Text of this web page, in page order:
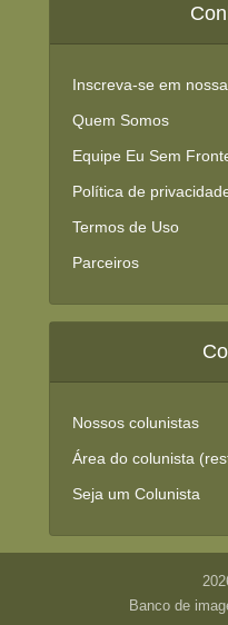
Inscreva-se em
Quem Somos
Equipe Eu Sem
Política de
Termos de Uso
Parceiros
Nossos colunistas
Área do colunista
Seja um Colunista
Banco de